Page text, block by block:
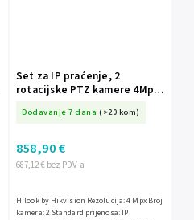
Set za IP praćenje, 2
rotacijske PTZ kamere 4Mpx,
Hilook od Hikvision
Dodavanje 7 dana (>20 kom)
687,12 € bez PDV-a
858,90 €
Hilook by Hikvision Rezolucija: 4 Mpx Broj
kamera: 2 Standard prijenosa: IP